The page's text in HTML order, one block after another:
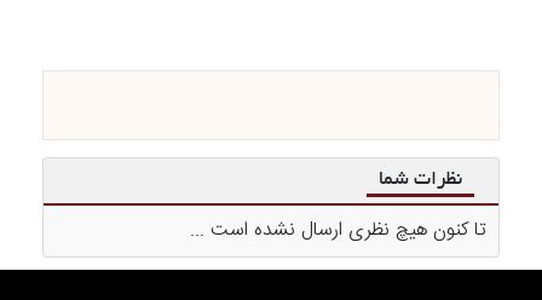
نظرات شما
تا کنون هیچ نظری ارسال نشده است ...